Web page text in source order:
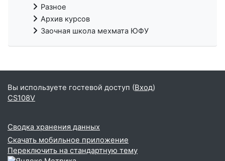
Разное
Архив курсов
Заочная школа мехмата ЮФУ
Вы используете гостевой доступ (Вход)
CS108V
Сводка хранения данных
Скачать мобильное приложение
Переключить на стандартную тему